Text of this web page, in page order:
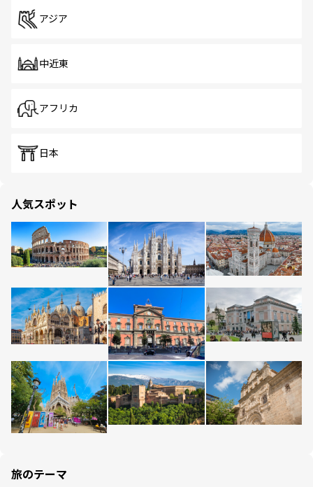
アジア
中近東
アフリカ
日本
人気スポット
旅のテーマ